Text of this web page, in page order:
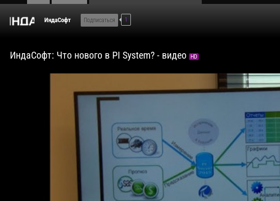
ИндаСофт Подписаться 1
ИндаСофт: Что нового в PI System? - видео HD